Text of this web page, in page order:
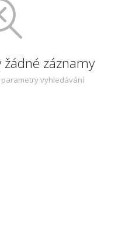
žádné záznamy
vyhledávání